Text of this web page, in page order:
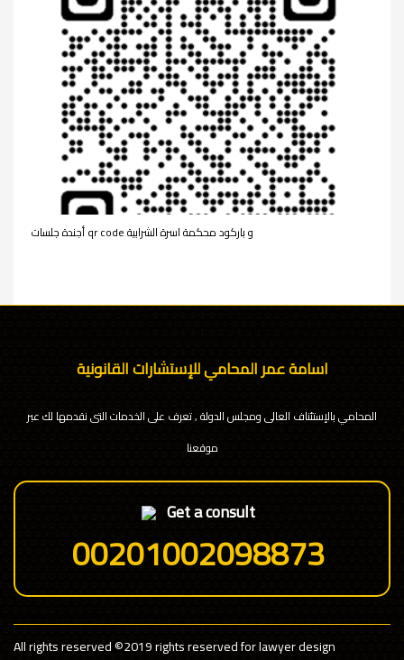
أجندة جلسات qr code و باركود محكمة اسرة الشرابية
اسامة عمر المحامي للإستشارات القانونية
المحامي بالإستئناف العالى ومجلس الدولة , تعرف على الخدمات التى نقدمها لك عبر
موقعنا
Get a consult
00201002098873
All rights reserved©2019 rights reserved for lawyer design